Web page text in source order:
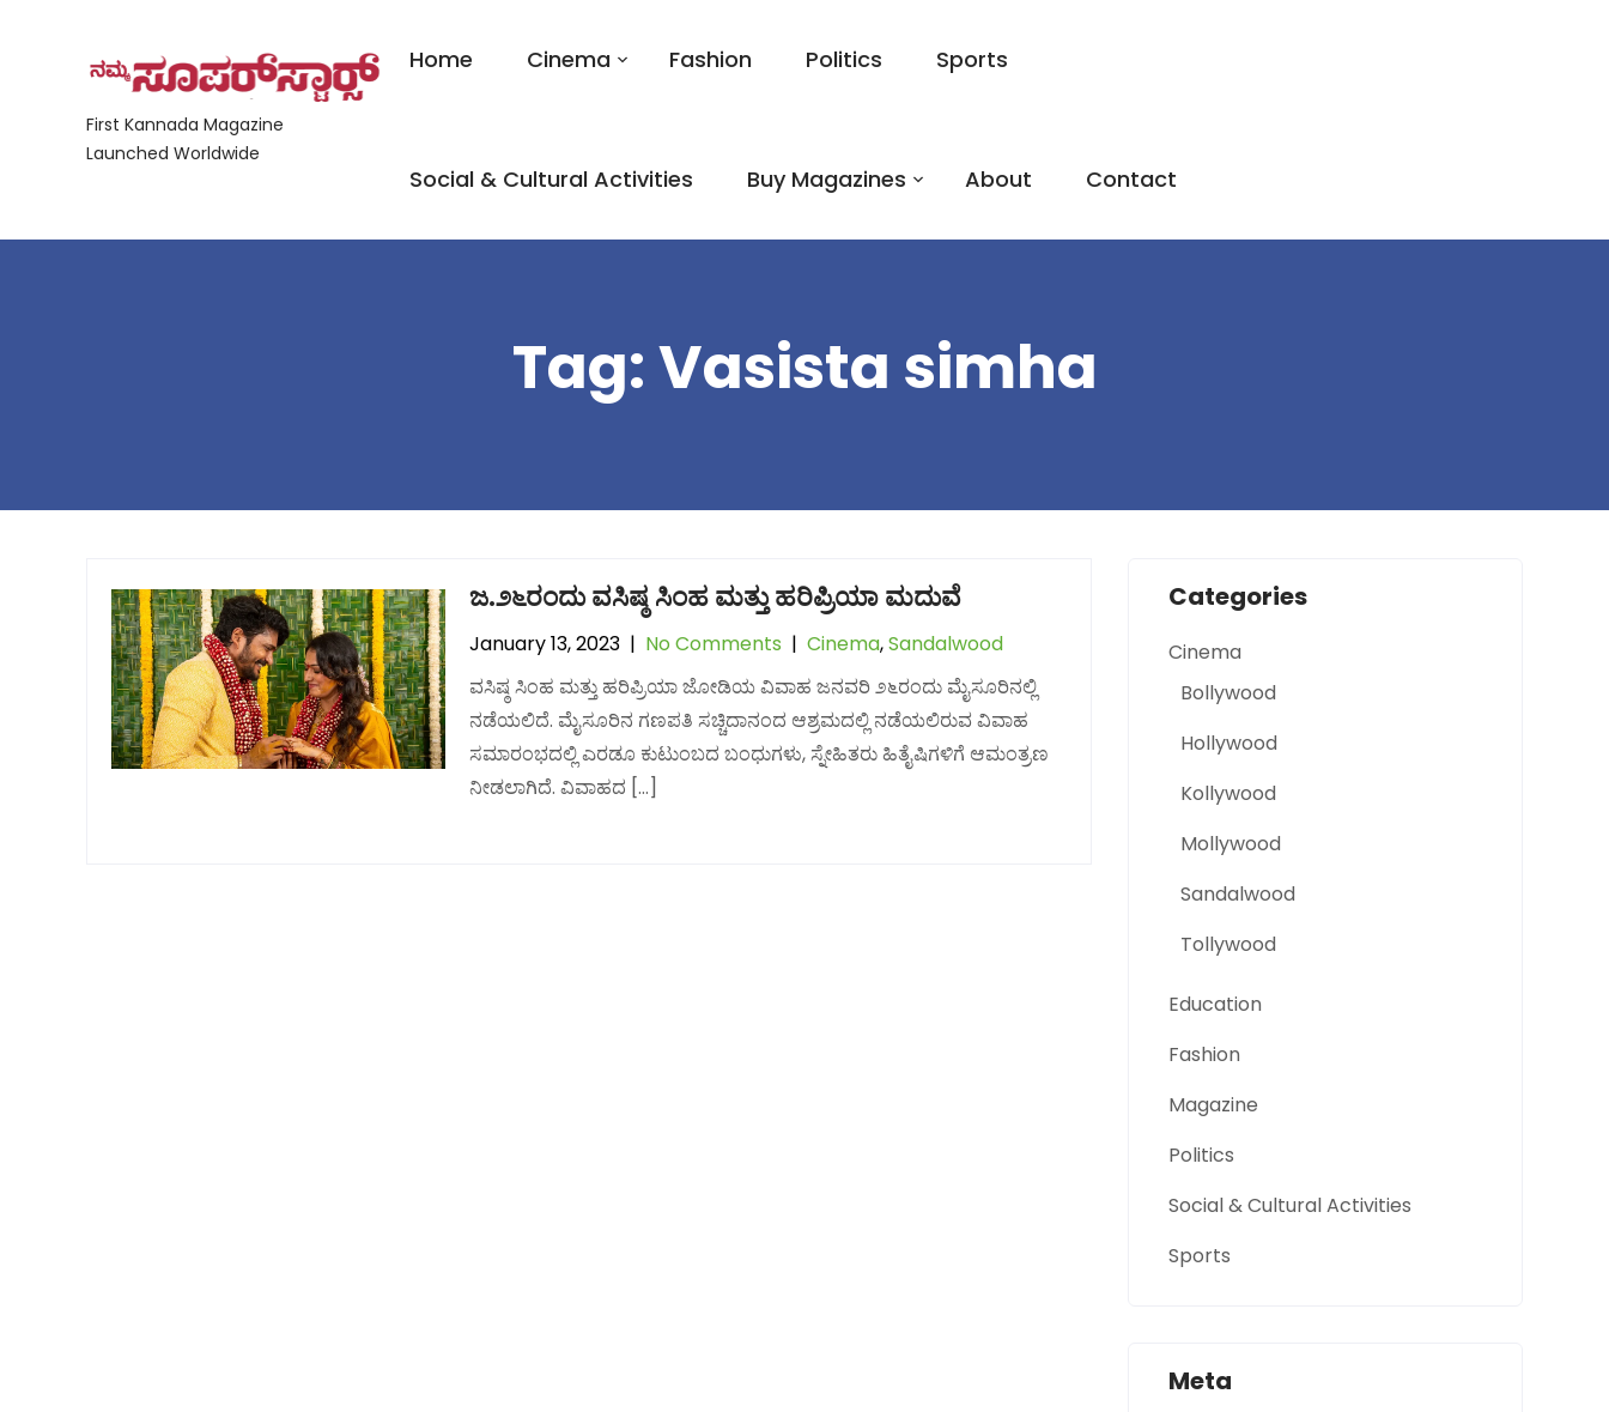
First Kannada Magazine
Launched Worldwide
Home Cinema Fashion Politics Sports
Social & Cultural Activities Buy Magazines About Contact
Tag:Vasista simha
ಜ.೨೬ರಂದು ವಸಿಷ್ಠ ಸಿಂಹ ಮತ್ತು ಹರಿಪ್ರಿಯಾ ಮದುವೆ
January 13, 2023 | No Comments |Cinema,Sandalwood
ವಸಿಷ್ಠ ಸಿಂಹ ಮತ್ತು ಹರಿಪ್ರಿಯಾ ಜೋಡಿಯ ವಿವಾಹ ಜನವರಿ ೨೬ರಂದು ಮೈಸೂರಿನಲ್ಲಿ
ನಡೆಯಲಿದೆ. ಮೈಸೂರಿನ ಗಣಪತಿ ಸಚ್ಚಿದಾನಂದ ಆಶ್ರಮದಲ್ಲಿ ನಡೆಯಲಿರುವ ವಿವಾಹ
ಸಮಾರಂಭದಲ್ಲಿ ಎರಡೂ ಕುಟುಂಬದ ಬಂಧುಗಳು, ಸ್ನೇಹಿತರು ಹಿತೈಷಿಗಳಿಗೆ ಆಮಂತ್ರಣ
ನೀಡಲಾಗಿದೆ. ವಿವಾಹದ […]
Categories
Cinema
Bollywood
Hollywood
Kollywood
Mollywood
Sandalwood
Tollywood
Education
Fashion
Magazine
Politics
Social & Cultural Activities
Sports
Meta